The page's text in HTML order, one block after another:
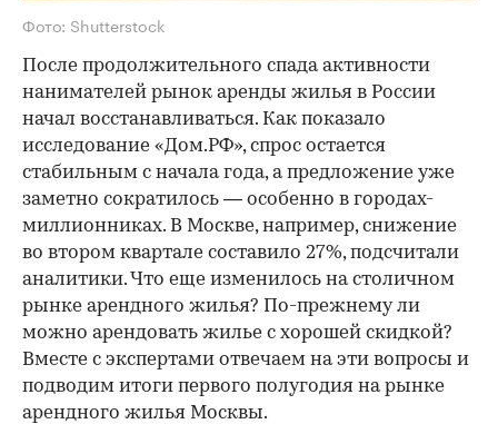
Фото: Shutterstock
После продолжительного спада активности
нанимателей рынок аренды жилья в России
начал восстанавливаться. Как показало
исследование «Дом.РФ», спрос остается
стабильным с начала года, а предложение уже
заметно сократилось — особенно в городах-
миллионниках. В Москве, например, снижение
во втором квартале составило 27%, подсчитали
аналитики. Что еще изменилось на столичном
рынке арендного жилья? По-прежнему ли
можно арендовать жилье с хорошей скидкой?
Вместе с экспертами отвечаем на эти вопросы и
подводим итоги первого полугодия на рынке
арендного жилья Москвы.